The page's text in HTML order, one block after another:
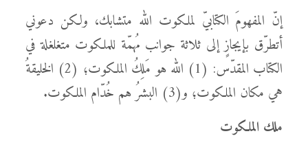
إنّ المفهومَ الكتابيّ لملكوت الله متشابك، ولكن دعوني
أتطرّق بإيجازٍ إلى ثلاثة جوانب مُهمّة للملكوت متغلغلة في
الكتاب المقدّس: (1) الله هو مَلِكُ الملكوت؛ (2) الخليقةُ
هي مكان الملكوت؛ و(3) البشرُ هم خُدّام الملكوت.
ملك الملكوت